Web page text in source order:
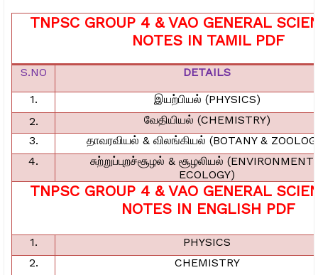
TNPSC GROUP 4 & VAO GENERAL
NOTES IN TAMIL PDF
S.NO
DETAILS
1.
இயற்பியல் (PHYSICS)
2.
வேதியியல் (CHEMISTRY)
3.
தாவரவியல் & விலங்கியல் (BOTANY &
4.
சுற்றுப்புறச்சூழல் & சூழலியல் (ENVIRONMENT
ECOLOGY)
TNPSC GROUP 4 & VAO GENERAL
NOTES IN ENGLISH PDF
1.
PHYSICS
2.
CHEMISTRY